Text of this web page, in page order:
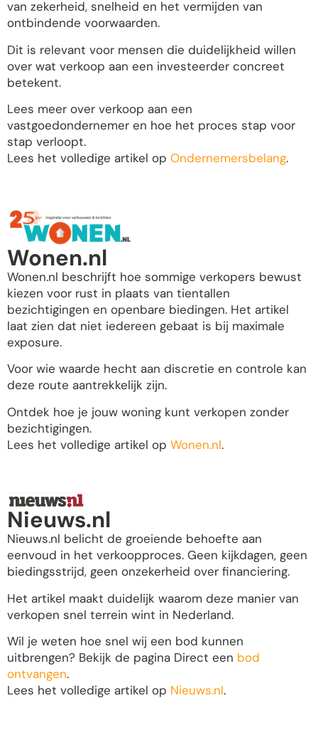
van zekerheid, snelheid en het vermijden van
ontbindende voorwaarden.
Dit is relevant voor mensen die duidelijkheid willen
over wat verkoop aan een investeerder concreet
betekent.
Lees meer over verkoop aan een
vastgoedondernemer en hoe het proces stap voor
stap verloopt.
Lees het volledige artikel op Ondernemersbelang.
Wonen.nl
Wonen.nl beschrijft hoe sommige verkopers bewust
kiezen voor rust in plaats van tientallen
bezichtigingen en openbare biedingen. Het artikel
laat zien dat niet iedereen gebaat is bij maximale
exposure.
Voor wie waarde hecht aan discretie en controle kan
deze route aantrekkelijk zijn.
Ontdek hoe je jouw woning kunt verkopen zonder
bezichtigingen.
Lees het volledige artikel op Wonen.nl.
Nieuws.nl
Nieuws.nl belicht de groeiende behoefte aan
eenvoud in het verkoopproces. Geen kijkdagen, geen
biedingsstrijd, geen onzekerheid over financiering.
Het artikel maakt duidelijk waarom deze manier van
verkopen snel terrein wint in Nederland.
Wil je weten hoe snel wij een bod kunnen
uitbrengen? Bekijk de pagina Direct een bod
ontvangen.
Lees het volledige artikel op Nieuws.nl.